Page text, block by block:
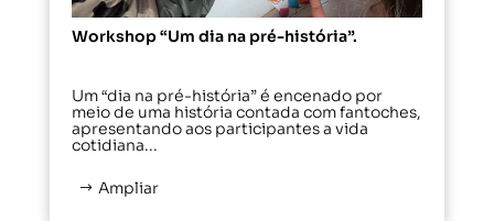
Workshop “Um dia na pré-história”.
Um “dia na pré-história” é encenado por
meio de uma história contada com fantoches,
apresentando aos participantes a vida
cotidiana...
Ampliar